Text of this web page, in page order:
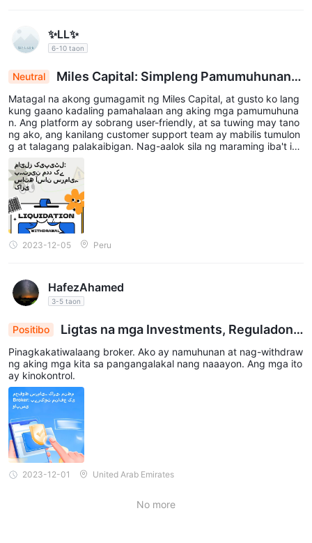
✨LL✨
6-10 taon
Neutral
Miles Capital: Simpleng Pamumuhunan n
a may Matatag na Suporta
Matagal na akong gumagamit ng Miles Capital, at gusto ko lang
kung gaano kadaling pamahalaan ang aking mga pamumuhuna
n. Ang platform ay sobrang user-friendly, at sa tuwing may tano
ng ako, ang kanilang customer support team ay mabilis tumulon
g at talagang palakaibigan. Nag-aalok sila ng maraming iba't iba
ging aking go-to para sa pagpapalaki ng aking pera.
2023-12-05 Peru
HafezAhamed
3-5 taon
Positibo
Ligtas na mga Investments, Reguladong
Broker: Walang-hassle na Pag-withdraw ng Kita
Pinagkakatiwalaang broker. Ako ay namuhunan at nag-withdraw
ng aking mga kita sa pangangalakal nang naaayon. Ang mga ito
ay kinokontrol.
2023-12-01 United Arab Emirates
No more